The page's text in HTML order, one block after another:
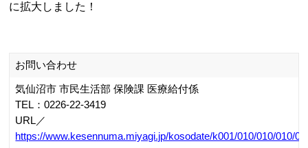
に拡大しました！
お問い合わせ
気仙沼市 市民生活部 保険課 医療給付係
TEL：0226-22-3419
URL／
https://www.kesennuma.miyagi.jp/kosodate/k001/010/010/010/